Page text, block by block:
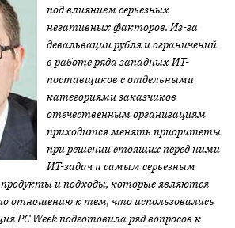
под влиянием серьезных
негативных факторов. Из-за
девальвации рубля и ограничений
в работе ряда западных ИТ-
поставщиков с отдельными
категориями заказчиков
отечественным организациям
приходится менять приоритеты
при решении стоящих перед ними
ИТ-задач и самым серьезным
и подходы, которые являются
отношению к тем, что использовались
PCWeek подготовила ряд вопросов к